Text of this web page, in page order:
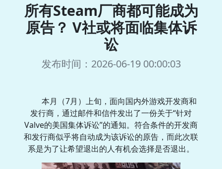
所有Steam厂商都可能成为
原告？ V社或将面临集体诉
讼
发布时间：2026-06-19 00:00:03
本月（7月）上旬，面向国内外游戏开发商和
发行商，通过邮件和信件发出了一份关于“针对
Valve的美国集体诉讼”的通知。符合条件的开发商
和发行商似乎将自动成为该诉讼的原告，而此次联
系是为了让希望退出的人有机会选择是否退出。